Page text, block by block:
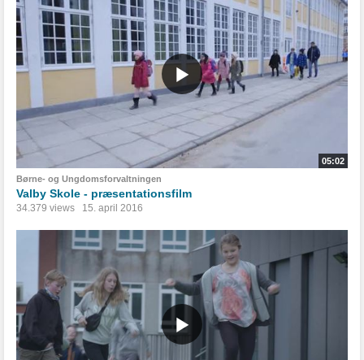
05:02
Børne- og Ungdomsforvaltningen
Valby Skole - præsentationsfilm
34.379 views 15. april 2016